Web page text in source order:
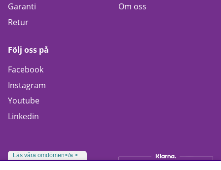
Garanti
Retur
Om oss
Följ oss på
Facebook
Instagram
Youtube
Linkedin
Läs våra omdömen</a >